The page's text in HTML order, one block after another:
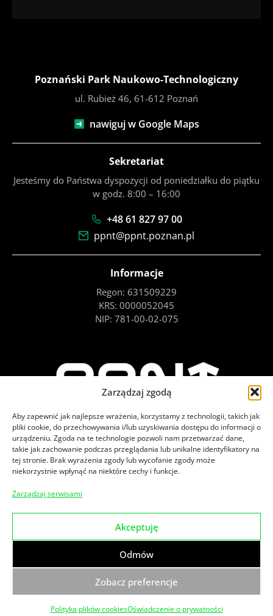
Zarządzaj zgodą
Aby zapewnić jak najlepsze wrażenia, korzystamy z technologii, takich jak
pliki cookie, do przechowywania i/lub uzyskiwania dostępu do informacji o
urządzeniu. Zgoda na te technologie pozwoli nam przetwarzać dane,
takie jak zachowanie podczas przeglądania lub unikalne identyfikatory na
tej stronie. Brak wyrażenia zgody lub wycofanie zgody może
niekorzystnie wpłynąć na niektóre cechy i funkcje.
Zarządzaj serwisami
Akceptuję
Odmów
Zobacz preferencje
Polityka plików cookiesOświadczenie o prywatności
Poznański Park Naukowo-Technologiczny
ul. Rubież 46, 61-612 Poznań
nawiguj w Google Maps
Sekretariat
Jesteśmy do Państwa dyspozycji od poniedziałku do piątku
w godz. 8:00 – 16:00
+48 61 827 97 00
ppnt@ppnt.poznan.pl
Informacje
Regon: 631509229
KRS: 0000052045
NIP: 781-00-02-075
Zajrzyj na nasze social media
© 2026PPNT.
Wszelkie prawa zastrzeżone.
Klauzula informacyjna dot. monitoringu wizyjnego
Polityka prywatności
Zgłoszenia naruszenia prawa
Made by